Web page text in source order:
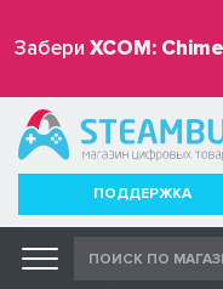
Забери XCOM:
ПОДДЕРЖКА